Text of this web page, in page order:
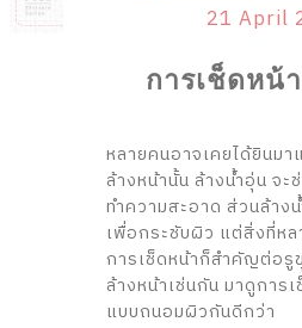
21 April
การเช็ดหน้
หลายคนอาจเคยได้ยินมา
ล้างหน้านั้น ล้างน้ำอุ่น จะ
ทำความสะอาด ส่วนล้าง
เพื่อกระชับผิว แต่สิ่งที่ห
การเช็ดหน้าก็สำคัญต่อรู
ล้างหน้าเช่นกัน มาดูการ
แบบถนอมผิวกันดีกว่า